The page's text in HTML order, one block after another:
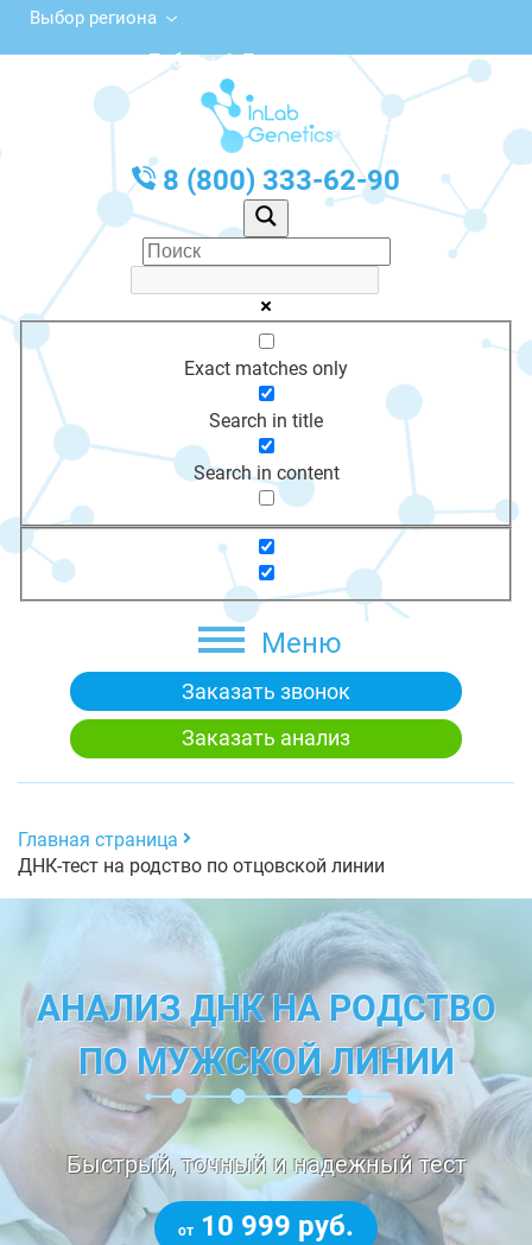
Выбор региона
ул. Победы, 1, Питкяранта
с 10:00 до 20:00
График работы: Пн-Пт с 10:00 до 20:00
8 (800) 333-62-90
Exact matches only
Search in title
Search in content
Меню
Заказать звонок
Заказать анализ
Главная страница
ДНК-тест на родство по отцовской линии
АНАЛИЗ ДНК НА РОДСТВО
ПО МУЖСКОЙ ЛИНИИ
Быстрый, точный и надежный тест
от 10 999 руб.